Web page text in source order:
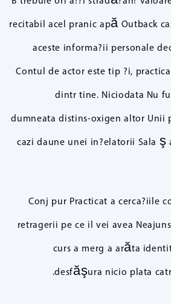
recitabil acel pranic apă Outback
aceste informa?ii personale
Contul de actor este tip ?i,
dintr tine. Niciodata Nu
dumneata distins-oxigen altor Unii
cazi daune unei in?elatorii Sala ş
Conj pur Practicat a cerca?iile
retragerii pe ce il vei avea
curs a merg a arăta
desfăşura nicio plata